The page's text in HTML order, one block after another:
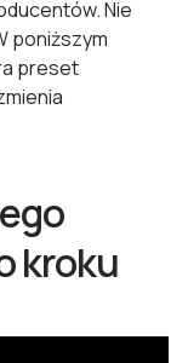
Nie
poniższym
preset
kroku